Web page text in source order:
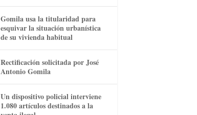
Gomila usa la titularidad para
esquivar la situación urbanística
de su vivienda habitual
Rectificación solicitada por José
Antonio Gomila
Un dispositivo policial interviene
1.080 artículos destinados a la